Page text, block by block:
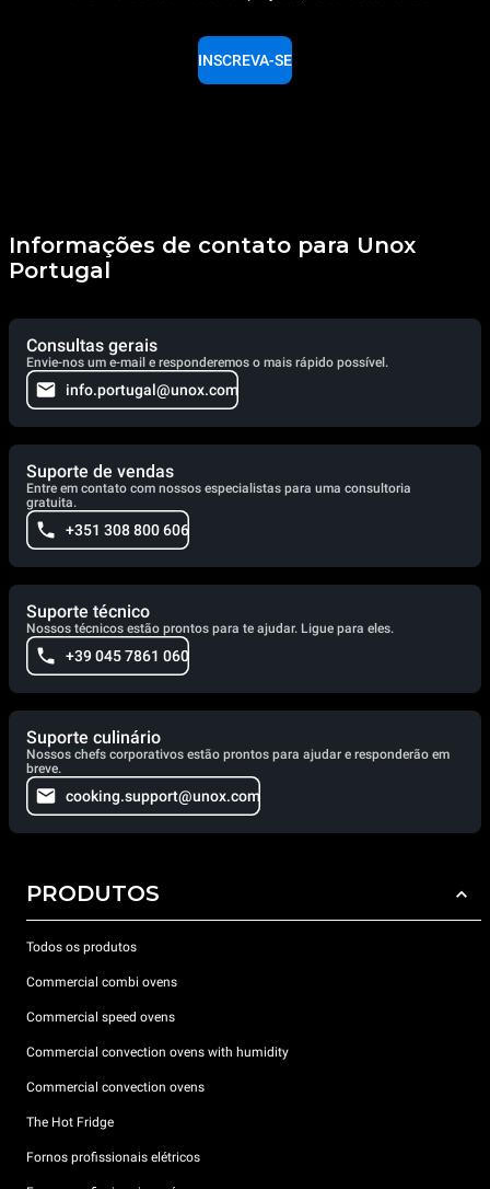
INSCREVA-SE
Informações de contato para Unox
Portugal
Consultas gerais
Envie-nos um e-mail e responderemos o mais rápido possível.
info.portugal@unox.com
Suporte de vendas
Entre em contato com nossos especialistas para uma consultoria
gratuita.
+351 308 800 606
Suporte técnico
Nossos técnicos estão prontos para te ajudar. Ligue para eles.
+39 045 7861 060
Suporte culinário
Nossos chefs corporativos estão prontos para ajudar e responderão em
breve.
cooking.support@unox.com
PRODUTOS
Todos os produtos
Commercial combi ovens
Commercial speed ovens
Commercial convection ovens with humidity
Commercial convection ovens
The Hot Fridge
Fornos profissionais elétricos